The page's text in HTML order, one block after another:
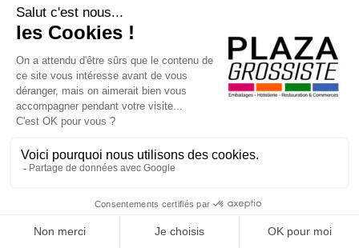
Pot à glace en carton PAROLE
70 ml - carton de 2000 unités
des fins statistiques et commerciales.
OK